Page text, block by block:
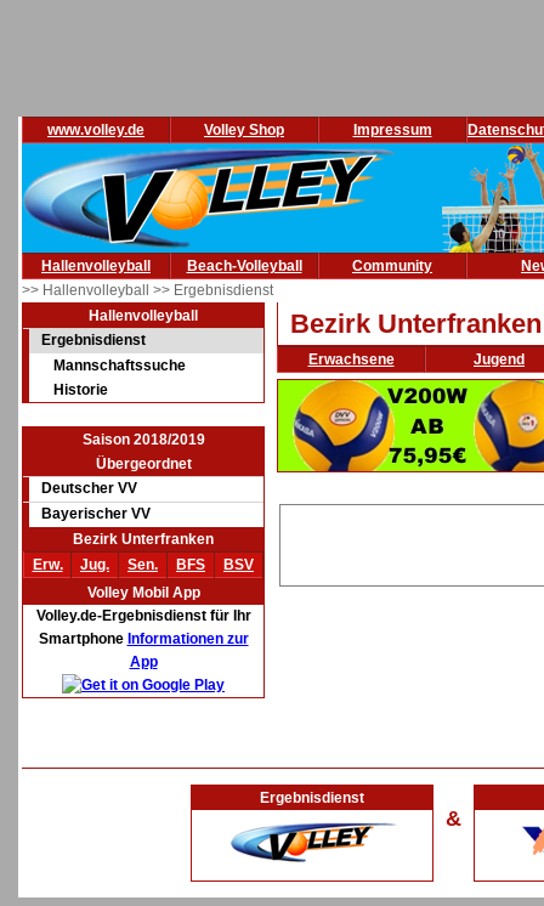
www.volley.de Volley Shop Impressum
Hallenvolleyball Beach-Volleyball Community
>> Hallenvolleyball >> Ergebnisdienst
Hallenvolleyball
Ergebnisdienst
Mannschaftssuche
Historie
Saison 2018/2019
Übergeordnet
Deutscher VV
Bayerischer VV
Bezirk Unterfranken
Erw.
Jug. Sen. BFS
BSV
Volley Mobil App
Volley.de-Ergebnisdienst für Ihr
Smartphone Informationen zur
App
Bezirk Unterfranken
Erwachsene Jugend
Ergebnisdienst
&